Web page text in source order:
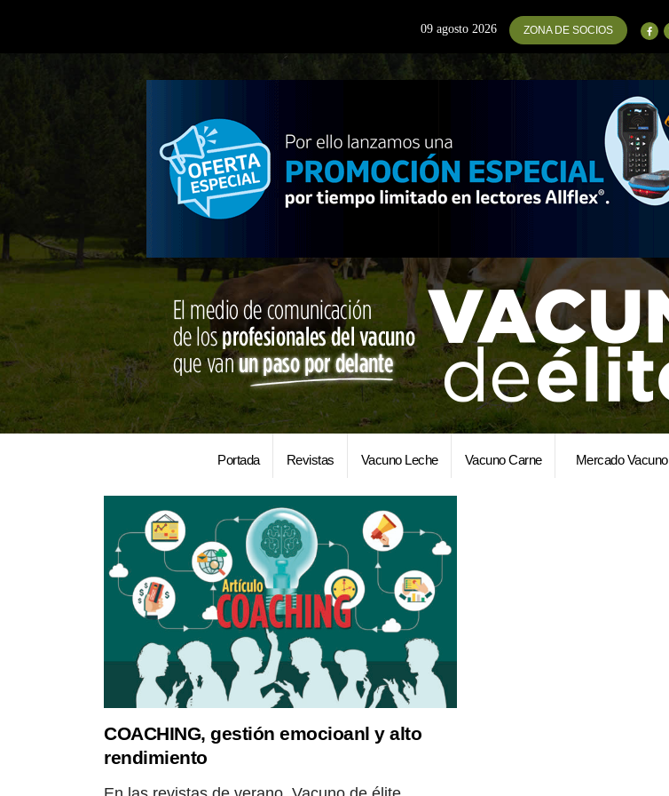
09 agosto 2026 ZONA DE SOCIOS
Portada Revistas Vacuno Leche Vacuno Carne Mercado Vacuno
COACHING, gestión emocioanl y alto
rendimiento